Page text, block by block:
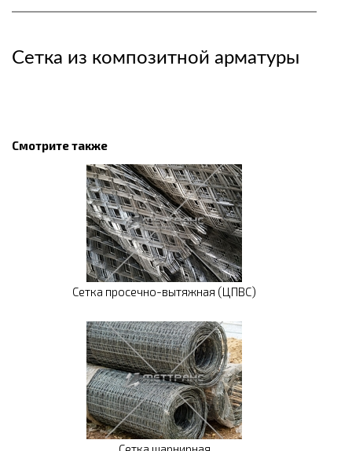
Сетка из композитной арматуры
Смотрите также
Сетка просечно-вытяжная (ЦПВС)